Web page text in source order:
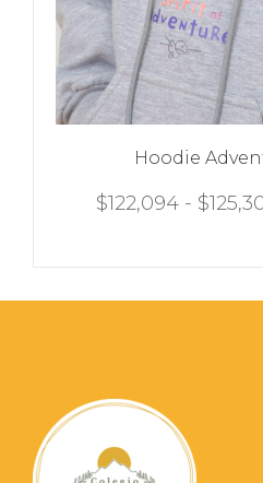
Hoodie
$122,094 - $